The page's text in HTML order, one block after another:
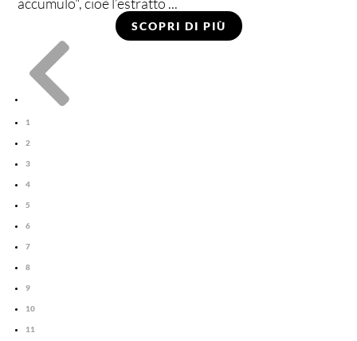
accumulo", cioè l’estratto ...
SCOPRI DI PIÙ

1
2
3
4
5
6
7
8
9
10
11